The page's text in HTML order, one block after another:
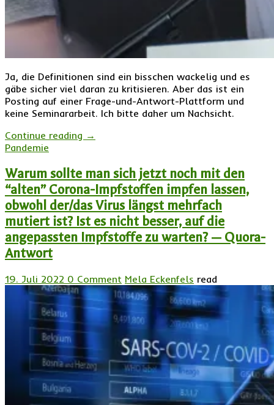
Ja, die Definitionen sind ein bisschen wackelig und es
gäbe sicher viel daran zu kritisieren. Aber das ist ein
Posting auf einer Frage-und-Antwort-Plattform und
keine Seminararbeit. Ich bitte daher um Nachsicht.
Continue reading →
Pandemie
Warum sollte man sich jetzt noch mit den
“alten” Corona-Impfstoffen impfen lassen,
obwohl der/das Virus längst mehrfach
mutiert ist? Ist es nicht besser, auf die
angepassten Impfstoffe zu warten? — Quora-
Antwort
19. Juli 2022 0 Comment Mela Eckenfels read